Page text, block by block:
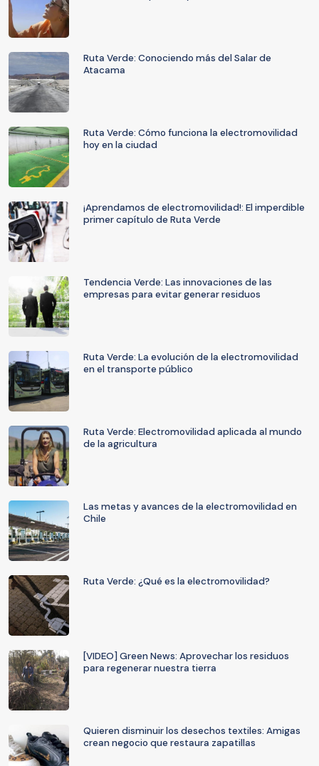
Ruta Verde: Conociendo más del Salar de
Atacama
Ruta Verde: Cómo funciona la electromovilidad
hoy en la ciudad
¡Aprendamos de electromovilidad!: El imperdible
primer capítulo de Ruta Verde
Tendencia Verde: Las innovaciones de las
empresas para evitar generar residuos
Ruta Verde: La evolución de la electromovilidad
en el transporte público
Ruta Verde: Electromovilidad aplicada al mundo
de la agricultura
Las metas y avances de la electromovilidad en
Chile
Ruta Verde: ¿Qué es la electromovilidad?
[VIDEO] Green News: Aprovechar los residuos
para regenerar nuestra tierra
Quieren disminuir los desechos textiles: Amigas
crean negocio que restaura zapatillas